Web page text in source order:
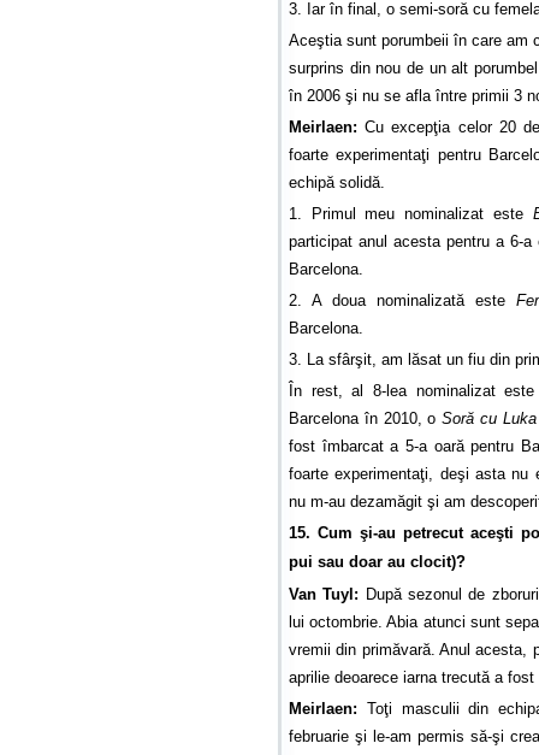
3. Iar în final, o semi-soră cu
Aceştia sunt porumbeii în care am
surprins din nou de un alt
în 2006 şi nu se afla între primii 3
Meirlaen: Cu excepţia celor 20
foarte experimentaţi pentru
echipă solidă.
1. Primul meu nominalizat este
participat anul acesta pentru a 6-a
Barcelona.
2. A doua nominalizată este
Barcelona.
3. La sfârşit, am lăsat un fiu din
În rest, al 8-lea nominalizat
Barcelona în 2010, oSoră cu
fost îmbarcat a 5-a oară pentru
foarte experimentaţi, deşi asta nu
nu m-au dezamăgit şi am
15. Cum şi-au petrecut aceşti
pui sau doar au clocit)?
Van Tuyl: După sezonul de
lui octombrie. Abia atunci sunt
vremii din primăvară. Anul acesta,
aprilie deoarece iarna trecută a
Meirlaen: Toţi masculii din
februarie şi le-am permis să-şi